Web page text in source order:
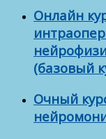
Онлайн
(базовый
Очный